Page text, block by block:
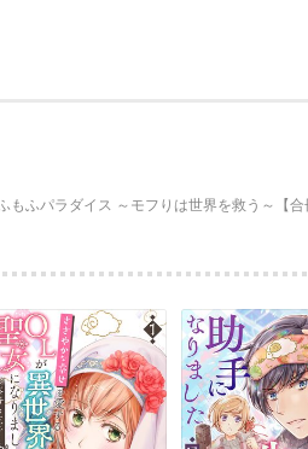
もふパラダイス ～モフりは世界を救う～【合